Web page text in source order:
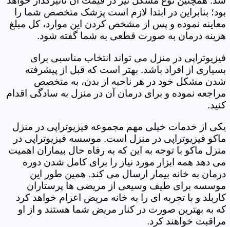
بود؛ بنابراین در ابتدا لازم است پزشک متخصص شما را
معاینه نموده و پس از مشخص کردن این موارد، کل مبلغ
هزینه درمان به صورت قطعی به شما گفته شود.
فیزیوتراپی در منزل می تواند انتخاب مناسبی برای
بسیاری از افراد باشد. بهتر است که قبل از پیشرفته
شدن مشکل خود در هر ناحیه از بدن، به متخصص
مراجعه نموده و برای درمان آن در منزل به سادگی اقدام
کنید.
یکی از خدمات خیلی مهم مجموعه فیزیوتراپی در منزل
ماکو فیزیوتراپی در منزل است. موسسه فیزیوتراپی در
منزل ماکو با توجه به این که به رفاه حال بیماران اهمیت
می دهد همه ابزار مورد نیاز را برای کامل شدن دوره
درمان به خانه بیمار ارسال می کند. همین طور این
موسسه برای طیف وسیعی از مریضی ها پرستاران
کاربلد و با تجربه ای را به خانه مریض اعزام خواهد کرد
که به بهترین صورت در کنار مریض شما هستند و از او
مراقبت خواهند کرد.